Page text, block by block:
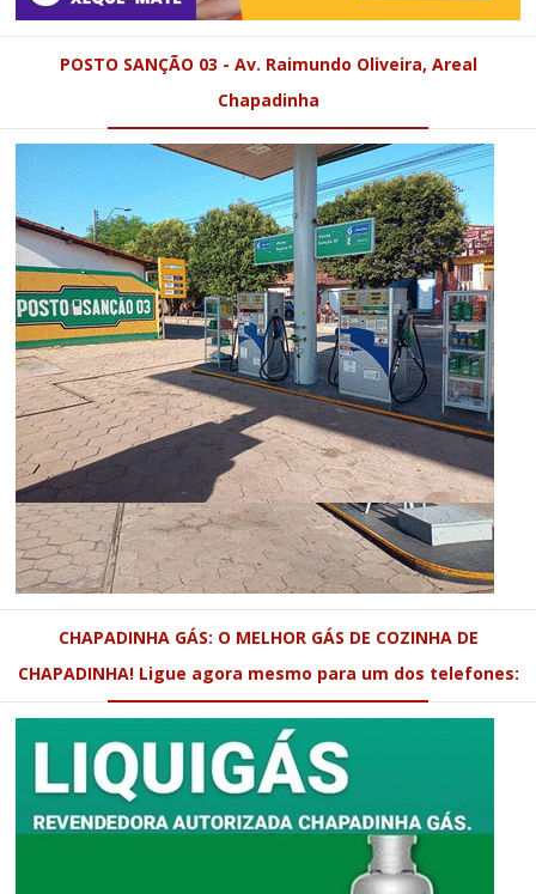
POSTO SANÇÃO 03 - Av. Raimundo Oliveira, Areal
Chapadinha
CHAPADINHA GÁS: O MELHOR GÁS DE COZINHA DE
CHAPADINHA! Ligue agora mesmo para um dos telefones: